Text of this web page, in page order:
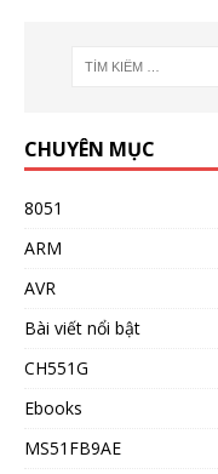
CHUYÊN MỤC
8051
ARM
AVR
Bài viết nổi bật
CH551G
Ebooks
MS51FB9AE